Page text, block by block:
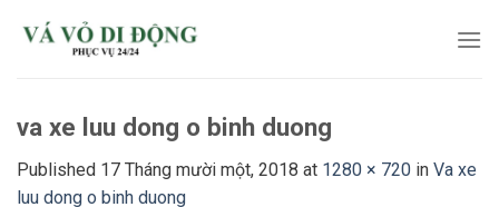
va xe luu dong o binh duong
Published 17 Tháng mười một, 2018 at 1280 × 720 in Va xe
luu dong o binh duong